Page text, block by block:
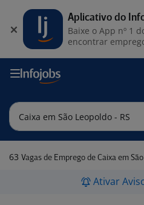
63 Vagas de Emprego de Caixa em
Ativar
Aplicativo do
Baixe o App nº 1
encontrar